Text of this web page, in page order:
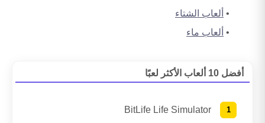
ألعاب الشتاء
ألعاب ماء
أفضل 10 ألعاب الأكثر لعبًا
BitLife Life Simulator